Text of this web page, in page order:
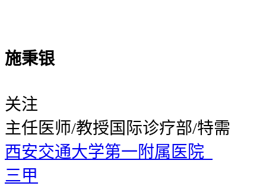
施秉银
关注
主任医师/教授国际诊疗部/特需
西安交通大学第一附属医院
三甲